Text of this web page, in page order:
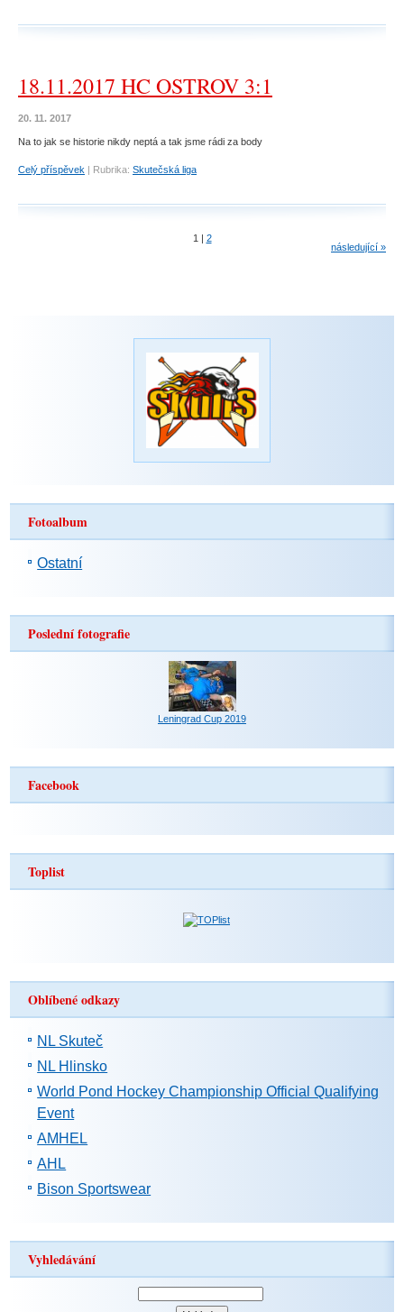
18.11.2017 HC OSTROV 3:1
20. 11. 2017
Na to jak se historie nikdy neptá a tak jsme rádi za body
Celý příspěvek | Rubrika: Skutečská liga
1 | 2
následující »
Fotoalbum
Ostatní
Poslední fotografie
Leningrad Cup 2019
Facebook
Toplist
Oblíbené odkazy
NL Skuteč
NL Hlinsko
World Pond Hockey Championship Official Qualifying
Event
AMHEL
AHL
Bison Sportswear
Vyhledávání